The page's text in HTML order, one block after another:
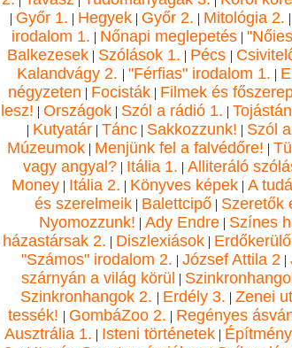
| Győr 1. | Hegyek | Győr 2. | Mitológia 2. |
irodalom 1. | Nőnapi meglepetés |
Balkezesek| Szólások 1. | Pécs |
Kalandvágy 2. | "Férfias" irodalom 1. |
négyzeten | Focisták | Filmek és
lesz! | Országok | Szól a rádió 1. |
| Kutyatár| Tánc| Sakkozzunk! | Szól
Múzeumok| Menjünk fel a falvédőre! |
vagy angyal?| Itália 1. | Alliteráló
Money| Itália 2. | Könyves képek| A
és szerelmeik| Balettcipő| Szeretők
Nyomozzunk! | Ady Endre| Színes
házastársak 2. | Diszlexiások| Erdőkerülő
"Számos" irodalom 2. | József Attila 2 |
szárnyán a világ körül |
Szinkronhangok 2. | Erdély 3. | Zenei
tessék! | GombáZoo 2. | Regényes
Ausztrália 1. | Isteni történetek|